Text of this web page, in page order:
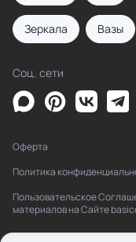
Зеркала Вазы
Соц. сети
Оферта
Политика
Пользовательское
материалов на Сайте